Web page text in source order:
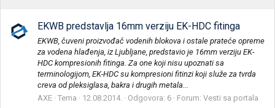
EKWB predstavlja 16mm verziju EK-HDC fitinga
EKWB, čuveni proizvođač vodenih blokova i ostale prateće opreme
za vodena hlađenja, iz Ljubljane, predstavio je 16mm verziju EK-
HDC kompresionih fitinga. Za one koji nisu upoznati sa
terminologijom, EK-HDC su kompresioni fitinzi koji služe za tvrda
creva od pleksiglasa, bakra i drugih metala...
AXE Tema 12.08.2014. Odgovora: 6 Forum: Vesti sa portala